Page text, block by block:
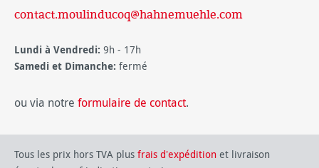
contact.moulinducoq@hahnemuehle.com
Lundi à Vendredi: 9h - 17h
Samedi et Dimanche: fermé
ou via notre formulaire de contact.
Tous les prix hors TVA plus frais d'expédition et livraison